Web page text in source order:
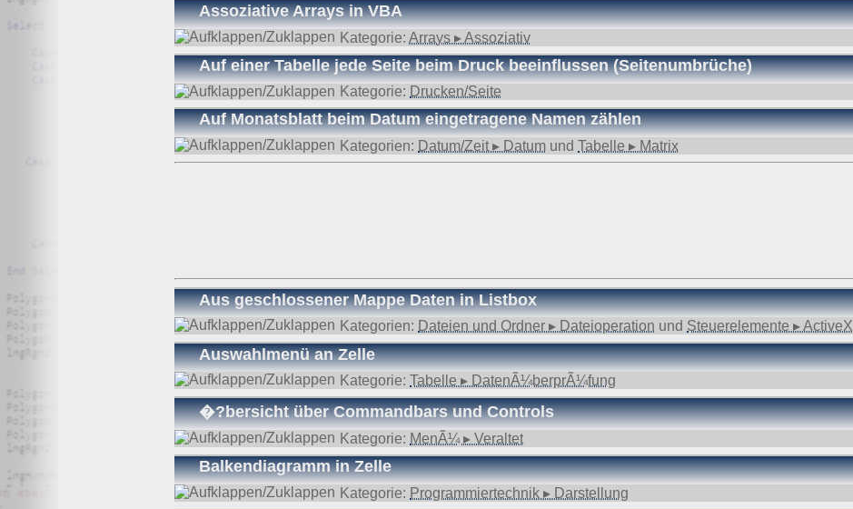
Assoziative Arrays in VBA
Kategorie: Arrays ▸ Assoziativ
Auf einer Tabelle jede Seite beim Druck beeinflussen (Seitenumbrüche)
Kategorie: Drucken/Seite
Auf Monatsblatt beim Datum eingetragene Namen zählen
Kategorien: Datum/Zeit ▸ Datum und Tabelle ▸ Matrix
Aus geschlossener Mappe Daten in Listbox
Kategorien: Dateien und Ordner ▸ Dateioperation und Steuerelemente ▸ ActiveX
Auswahlmenü an Zelle
Kategorie: Tabelle ▸ DatenÃ¼berprÃ¼fung
�?bersicht über Commandbars und Controls
Kategorie: MenÃ¼ ▸ Veraltet
Balkendiagramm in Zelle
Kategorie: Programmiertechnik ▸ Darstellung